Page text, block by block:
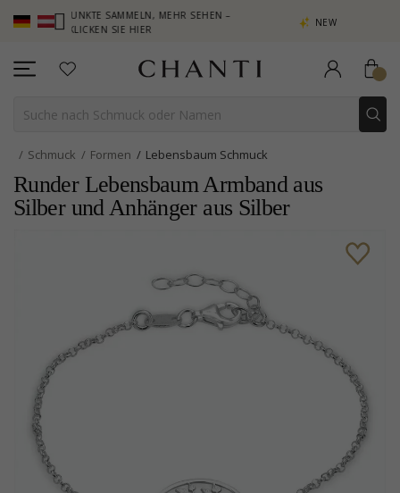
PUNKTE SAMMELN, MEHR SEHEN –
KLICKEN SIE HIER
NEW COLLECTION | AURA
Schmuck Formen Lebensbaum Schmuck
Runder Lebensbaum Armband aus
Silber und Anhänger aus Silber